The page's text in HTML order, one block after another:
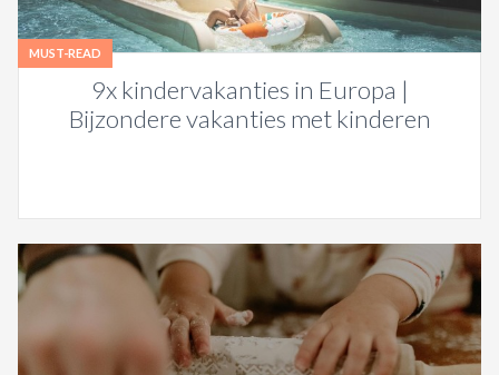
MUST-READ
9x kindervakanties in Europa |
Bijzondere vakanties met kinderen